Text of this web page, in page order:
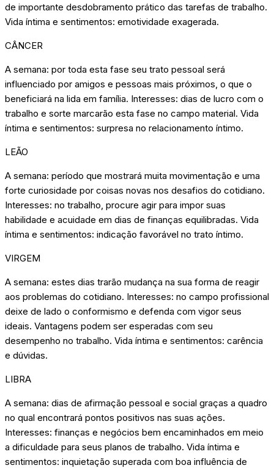
de importante desdobramento prático das tarefas de trabalho.
Vida íntima e sentimentos: emotividade exagerada.
CÂNCER
A semana: por toda esta fase seu trato pessoal será
influenciado por amigos e pessoas mais próximos, o que o
beneficiará na lida em família. Interesses: dias de lucro com o
trabalho e sorte marcarão esta fase no campo material. Vida
íntima e sentimentos: surpresa no relacionamento íntimo.
LEÃO
A semana: período que mostrará muita movimentação e uma
forte curiosidade por coisas novas nos desafios do cotidiano.
Interesses: no trabalho, procure agir para impor suas
habilidade e acuidade em dias de finanças equilibradas. Vida
íntima e sentimentos: indicação favorável no trato íntimo.
VIRGEM
A semana: estes dias trarão mudança na sua forma de reagir
aos problemas do cotidiano. Interesses: no campo profissional
deixe de lado o conformismo e defenda com vigor seus
ideais. Vantagens podem ser esperadas com seu
desempenho no trabalho. Vida íntima e sentimentos: carência
e dúvidas.
LIBRA
A semana: dias de afirmação pessoal e social graças a quadro
no qual encontrará pontos positivos nas suas ações.
Interesses: finanças e negócios bem encaminhados em meio
a dificuldade para seus planos de trabalho. Vida íntima e
sentimentos: inquietação superada com boa influência de